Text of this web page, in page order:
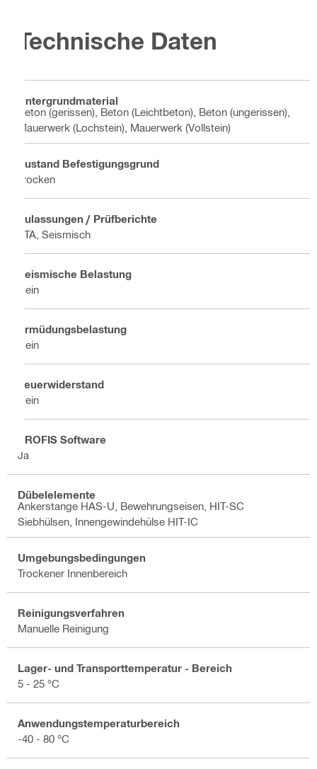
Technische Daten
Untergrundmaterial
Beton (gerissen), Beton (Leichtbeton), Beton (ungerissen),
Mauerwerk (Lochstein), Mauerwerk (Vollstein)
Zustand Befestigungsgrund
Trocken
Zulassungen / Prüfberichte
ETA, Seismisch
Seismische Belastung
Nein
Ermüdungsbelastung
Nein
Feuerwiderstand
Nein
PROFIS Software
Ja
Dübelelemente
Ankerstange HAS-U, Bewehrungseisen, HIT-SC
Siebhülsen, Innengewindehülse HIT-IC
Umgebungsbedingungen
Trockener Innenbereich
Reinigungsverfahren
Manuelle Reinigung
Lager- und Transporttemperatur - Bereich
5 - 25 °C
Anwendungstemperaturbereich
-40 - 80 °C